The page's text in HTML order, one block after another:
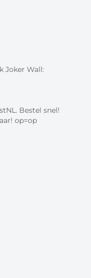
Joker Wall:
Bestel snel!
op=op